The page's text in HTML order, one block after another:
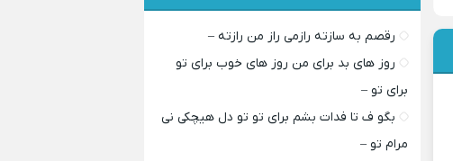
رقصم به سازته رازمی راز من رازته –
روز های بد برای من روز های خوب برای تو
برای تو –
بگو ف تا فدات بشم برای تو تو دل هیچکی نی
مرام تو –